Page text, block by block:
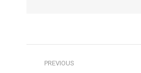
PREVIOUS